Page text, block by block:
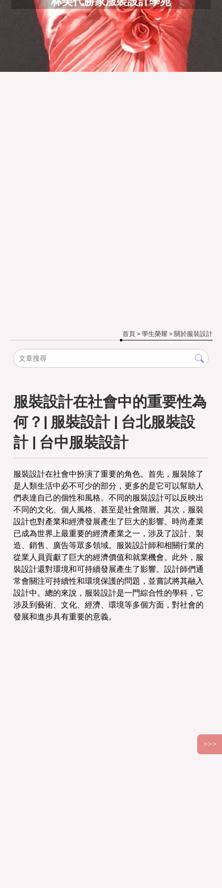
首頁 >學生榮耀 > 關於服裝設計
服裝設計在社會中的重要性為
何？| 服裝設計 | 台北服裝設
計 | 台中服裝設計
服裝設計在社會中扮演了重要的角色。首先，服裝除了
是人類生活中必不可少的部分，更多的是它可以幫助人
們表達自己的個性和風格。不同的服裝設計可以反映出
不同的文化、個人風格、甚至是社會階層。其次，服裝
設計也對產業和經濟發展產生了巨大的影響。時尚產業
已成為世界上最重要的經濟產業之一，涉及了設計、製
造、銷售、廣告等眾多領域。服裝設計師和相關行業的
從業人員貢獻了巨大的經濟價值和就業機會。此外，服
裝設計還對環境和可持續發展產生了影響。設計師們通
常會關注可持續性和環境保護的問題，並嘗試將其融入
設計中。總的來說，服裝設計是一門綜合性的學科，它
涉及到藝術、文化、經濟、環境等多個方面，對社會的
發展和進步具有重要的意義。